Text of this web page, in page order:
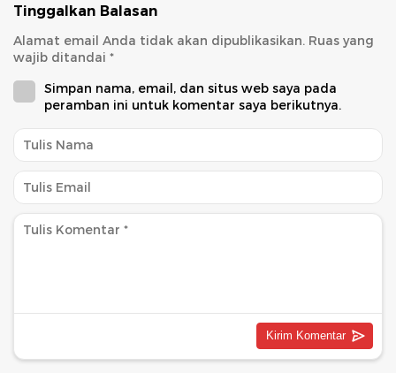
Tinggalkan Balasan
Alamat email Anda tidak akan dipublikasikan. Ruas yang
wajib ditandai *
Simpan nama, email, dan situs web saya pada
peramban ini untuk komentar saya berikutnya.